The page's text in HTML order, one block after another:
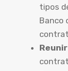
tipos
Banco